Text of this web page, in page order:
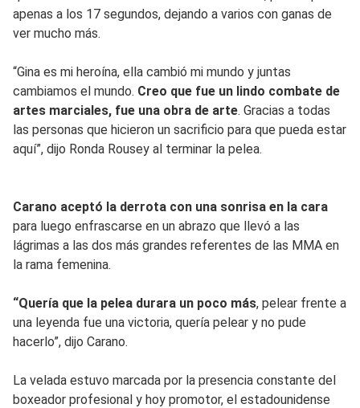
apenas a los 17 segundos, dejando a varios con ganas de
ver mucho más.
“Gina es mi heroína, ella cambió mi mundo y juntas
cambiamos el mundo. Creo que fue un lindo combate de
artes marciales, fue una obra de arte. Gracias a todas
las personas que hicieron un sacrificio para que pueda estar
aquí”, dijo Ronda Rousey al terminar la pelea.
Carano aceptó la derrota con una sonrisa en la cara
para luego enfrascarse en un abrazo que llevó a las
lágrimas a las dos más grandes referentes de las MMA en
la rama femenina.
“Quería que la pelea durara un poco más, pelear frente a
una leyenda fue una victoria, quería pelear y no pude
hacerlo”, dijo Carano.
La velada estuvo marcada por la presencia constante del
boxeador profesional y hoy promotor, el estadounidense